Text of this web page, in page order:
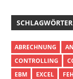
SCHLAGWÖRTER
ABRECHNUNG
CONTROLLING
EBM
EXCEL